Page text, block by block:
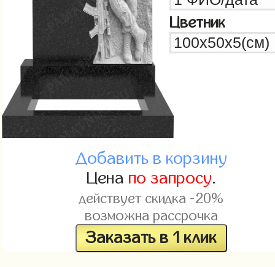
Цветник
Добавить в корзину
Цена по запросу.
действует скидка -20%
возможна рассрочка
Заказать в 1 клик